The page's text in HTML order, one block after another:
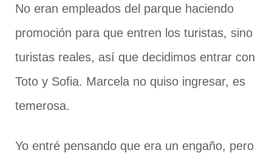
No eran empleados del parque haciendo
promoción para que entren los turistas, sino
turistas reales, así que decidimos entrar con
Toto y Sofia. Marcela no quiso ingresar, es
temerosa.
Yo entré pensando que era un engaño, pero